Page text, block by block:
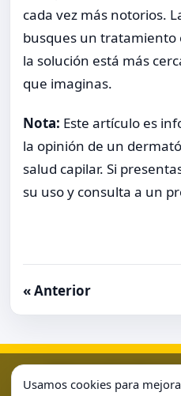
cada vez más notorios.
busques un tratamiento
la solución está más
que imaginas.
Nota: Este artículo es
la opinión de un
salud capilar. Si
su uso y consulta a un
« Anterior
Usamos cookies para